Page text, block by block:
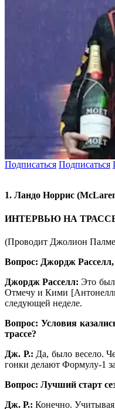
Подписаться Подписаться
1. Ландо Норрис
ИНТЕРВЬЮ НА
(Проводит Джолион
Вопрос: Джордж Расселл,
Джордж Расселл: Это
Отмечу и Кими
следующей неделе.
Вопрос: Условия
трассе?
Дж. Р.: Да, было весело.
гонки делают Формулу-1
Вопрос: Лучший старт
Дж. Р.: Конечно. Учитывая